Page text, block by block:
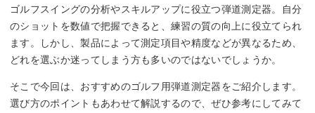
ゴルフスイングの分析やスキルアップに役立つ弾道測定器。自分
のショットを数値で把握できると、練習の質の向上に役立てられ
ます。しかし、製品によって測定項目や精度などが異なるため、
どれを選ぶか迷ってしまう方も多いのではないでしょうか。
そこで今回は、おすすめのゴルフ用弾道測定器をご紹介します。
選び方のポイントもあわせて解説するので、ぜひ参考にしてみて